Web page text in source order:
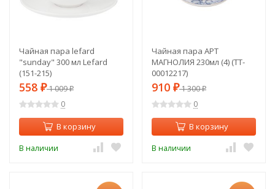
Чайная пара lefard
"sunday" 300 мл Lefard
(151-215)
558 ₽1 009₽
0
В корзину
В наличии
Чайная пара АРТ
МАГНОЛИЯ 230мл (4) (TT-
00012217)
910 ₽1 300₽
0
В корзину
В наличии